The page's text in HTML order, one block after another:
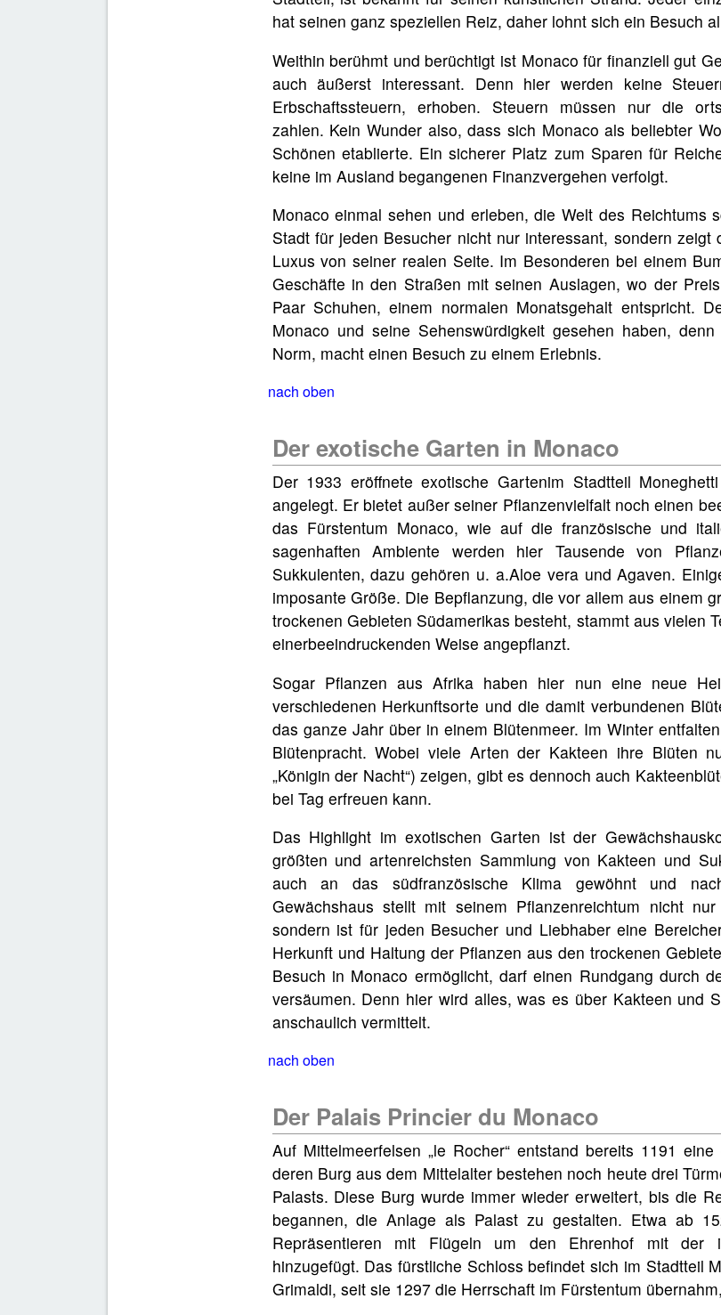
hat seinen ganz speziellen Reiz, daher lohnt sich ein Besuch
Weithin berühmt und berüchtigt ist Monaco für finanziell gut
auch äußerst interessant. Denn hier werden keine
Erbschaftssteuern, erhoben. Steuern müssen nur die
zahlen. Kein Wunder also, dass sich Monaco als beliebter
Schönen etablierte. Ein sicherer Platz zum Sparen für
keine im Ausland begangenen Finanzvergehen verfolgt.
Monaco einmal sehen und erleben, die Welt des Reichtums
Stadt für jeden Besucher nicht nur interessant, sondern zeigt
Luxus von seiner realen Seite. Im Besonderen bei einem
Geschäfte in den Straßen mit seinen Auslagen, wo der
Paar Schuhen, einem normalen Monatsgehalt entspricht.
Monaco und seine Sehenswürdigkeit gesehen haben,
Norm, macht einen Besuch zu einem Erlebnis.
nach oben
Der exotische Garten in Monaco
Der 1933 eröffnete exotische Gartenim Stadtteil
angelegt. Er bietet außer seiner Pflanzenvielfalt noch einen
das Fürstentum Monaco, wie auf die französische und
sagenhaften Ambiente werden hier Tausende von
Sukkulenten, dazu gehören u. a.Aloe vera und Agaven.
imposante Größe. Die Bepflanzung, die vor allem aus einem
trockenen Gebieten Südamerikas besteht, stammt aus vielen
einerbeeindruckenden Weise angepflanzt.
Sogar Pflanzen aus Afrika haben hier nun eine neue
verschiedenen Herkunftsorte und die damit verbundenen
das ganze Jahr über in einem Blütenmeer. Im Winter
Blütenpracht. Wobei viele Arten der Kakteen ihre Blüten
„Königin der Nacht“) zeigen, gibt es dennoch auch
bei Tag erfreuen kann.
Das Highlight im exotischen Garten ist der
größten und artenreichsten Sammlung von Kakteen und
auch an das südfranzösische Klima gewöhnt und
Gewächshaus stellt mit seinem Pflanzenreichtum nicht
sondern ist für jeden Besucher und Liebhaber eine
Herkunft und Haltung der Pflanzen aus den trockenen
Besuch in Monaco ermöglicht, darf einen Rundgang durch
versäumen. Denn hier wird alles, was es über Kakteen und
anschaulich vermittelt.
nach oben
Der Palais Princier du Monaco
Auf Mittelmeerfelsen „le Rocher“ entstand bereits 1191
deren Burg aus dem Mittelalter bestehen noch heute drei
Palasts. Diese Burg wurde immer wieder erweitert, bis die
begannen, die Anlage als Palast zu gestalten. Etwa ab
Repräsentieren mit Flügeln um den Ehrenhof mit der
hinzugefügt. Das fürstliche Schloss befindet sich im Stadtteil
Grimaldi, seit sie 1297 die Herrschaft im Fürstentum